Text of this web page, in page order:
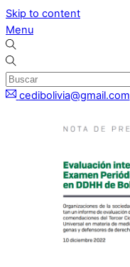
Skip to content
Menu
cedibolivia@gmail.com